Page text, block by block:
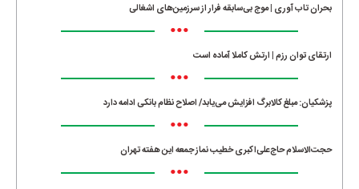
بحران تاب آوری | موج بی‌سابقه فرار از سرزمین‌های اشغالی
•••
ارتقای توان رزم | ارتش کاملا آماده است
•••
پزشکیان: مبلغ کالابرگ افزایش می‌یابد/ اصلاح نظام بانکی ادامه دارد
•••
حجت‌الاسلام حاج‌علی‌اکبری خطیب نماز جمعه این هفته تهران
•••